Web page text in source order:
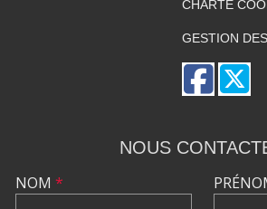
CHARTE
GESTION
NOUS
NOM *